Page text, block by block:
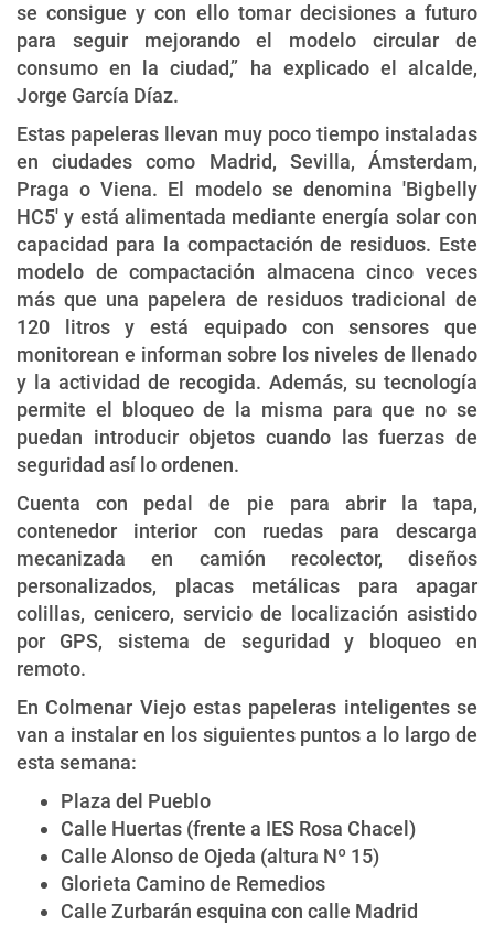
se consigue y con ello tomar decisiones a futuro
para seguir mejorando el modelo circular de
consumo en la ciudad,” ha explicado el alcalde,
Jorge García Díaz.
Estas papeleras llevan muy poco tiempo instaladas
en ciudades como Madrid, Sevilla, Ámsterdam,
Praga o Viena. El modelo se denomina 'Bigbelly
HC5' y está alimentada mediante energía solar con
capacidad para la compactación de residuos. Este
modelo de compactación almacena cinco veces
más que una papelera de residuos tradicional de
120 litros y está equipado con sensores que
monitorean e informan sobre los niveles de llenado
y la actividad de recogida. Además, su tecnología
permite el bloqueo de la misma para que no se
puedan introducir objetos cuando las fuerzas de
seguridad así lo ordenen.
Cuenta con pedal de pie para abrir la tapa,
contenedor interior con ruedas para descarga
mecanizada en camión recolector, diseños
personalizados, placas metálicas para apagar
colillas, cenicero, servicio de localización asistido
por GPS, sistema de seguridad y bloqueo en
remoto.
En Colmenar Viejo estas papeleras inteligentes se
van a instalar en los siguientes puntos a lo largo de
esta semana:
Plaza del Pueblo
Calle Huertas (frente a IES Rosa Chacel)
Calle Alonso de Ojeda (altura Nº 15)
Glorieta Camino de Remedios
Calle Zurbarán esquina con calle Madrid